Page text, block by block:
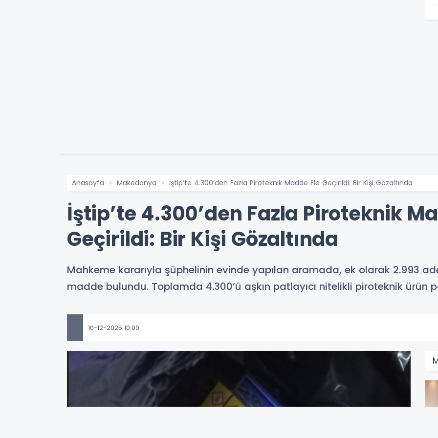
Anasayfa Makedonya İştip’te 4.300’den Fazla Piroteknik Madde Ele Geçirildi: Bir Kişi Gözaltında
İştip’te 4.300’den Fazla Piroteknik
Geçirildi: Bir Kişi Gözaltında
Mahkeme kararıyla şüphelinin evinde yapılan aramada, ek olarak 2.993
madde bulundu. Toplamda 4.300’ü aşkın patlayıcı nitelikli piroteknik ürün
10-12-2025 10:00